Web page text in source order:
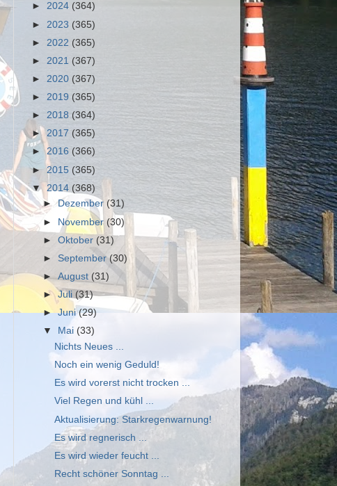
► 2024 (364)
► 2023 (365)
► 2022 (365)
► 2021 (367)
► 2020 (367)
► 2019 (365)
► 2018 (364)
►2017 (365)
►2016 (366)
► 2015 (365)
▼ 2014 (368)
►Dezember (31)
► November (30)
► Oktober (31)
► September(30)
►August (31)
► Juli (31)
►Juni(29)
▼
Mai (33)
Nichts Neues ...
Noch ein wenig Geduld!
Es wird vorerst nicht trocken ...
Viel Regen und kühl ...
Aktualisierung: Starkregenwarnung!
Es wird regnerisch ...
Es wird wieder feucht ...
Recht schöner Sonntag ...